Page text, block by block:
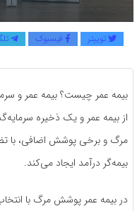
توییتر فیسبوک
بیمه عمر چیست؟ بیمه عمر و
از بیمه عمر و یک ذخیره
مرگ و برخی پوشش اضافی، با
بیمه‌گر درآمد ایجاد می‌کند.
در بیمه عمر پوشش مرگ با